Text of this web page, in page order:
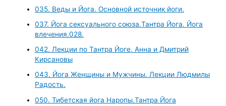
035. Веды и Йога. Основной источник йоги.
037. Йога сексуального союза.Тантра Йога. Йога
влечения.028.
042. Лекции по Тантра Йоге. Анна и Дмитрий
Кирсановы
043. Йога Женщины и Мужчины. Лекции Людмилы
Радость.
050. Тибетская йога Наропы.Тантра Йога